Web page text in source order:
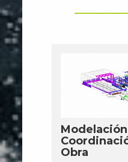
Modelación
Obra